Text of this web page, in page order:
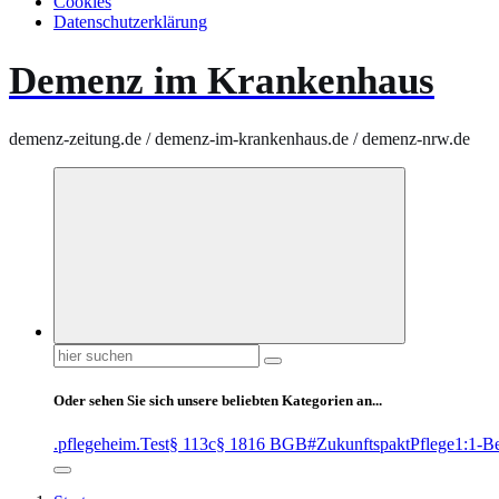
Datenschutzerklärung
Demenz im Krankenhaus
demenz-zeitung.de / demenz-im-krankenhaus.de / demenz-nrw.de
Suchen
nach:
Oder sehen Sie sich unsere beliebten Kategorien an...
.pflegeheim.Test§ 113c§ 1816 BGB#ZukunftspaktPflege1:1-